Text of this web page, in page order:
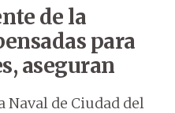
de la
para
aseguran
Naval de Ciudad del